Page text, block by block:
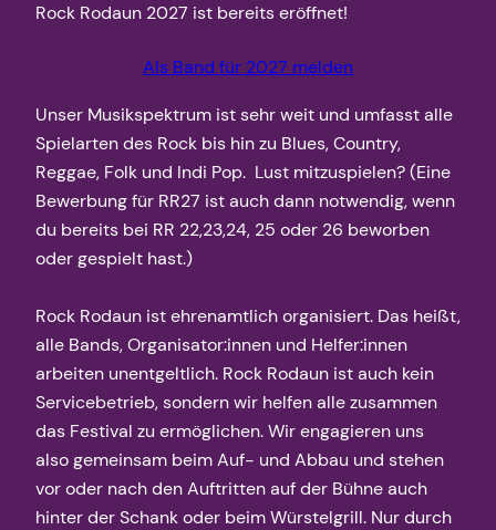
Rock Rodaun 2027 ist bereits eröffnet!
Als Band für 2027 melden
Unser Musikspektrum ist sehr weit und umfasst alle
Spielarten des Rock bis hin zu Blues, Country,
Reggae, Folk und Indi Pop. Lust mitzuspielen? (Eine
Bewerbung für RR27 ist auch dann notwendig, wenn
du bereits bei RR 22,23,24, 25 oder 26 beworben
oder gespielt hast.)
Rock Rodaun ist ehrenamtlich organisiert. Das heißt,
alle Bands, Organisator:innen und Helfer:innen
arbeiten unentgeltlich. Rock Rodaun ist auch kein
Servicebetrieb, sondern wir helfen alle zusammen
das Festival zu ermöglichen. Wir engagieren uns
also gemeinsam beim Auf- und Abbau und stehen
vor oder nach den Auftritten auf der Bühne auch
hinter der Schank oder beim Würstelgrill. Nur durch